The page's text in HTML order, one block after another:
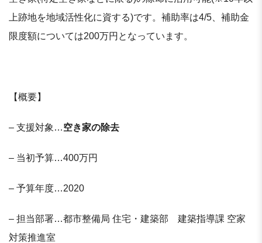
上跡地を地域活性化に資する)です。補助率は4/5、補助金
限度額については200万円となっています。
【概要】
– 支援対象…空き家の除去
– 当初予算…400万円
– 予算年度…2020
– 担当部署…都市整備局 住宅・建築部 建築指導課 空家
対策推進室